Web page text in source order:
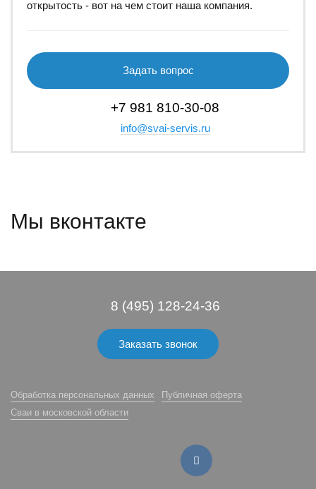
открытость - вот на чем стоит наша компания.
Задать вопрос
+7 981 810-30-08
info@svai-servis.ru
Мы вконтакте
8 (495) 128-24-36
Заказать звонок
Обработка персональных данных
Публичная оферта
Сваи в московской области